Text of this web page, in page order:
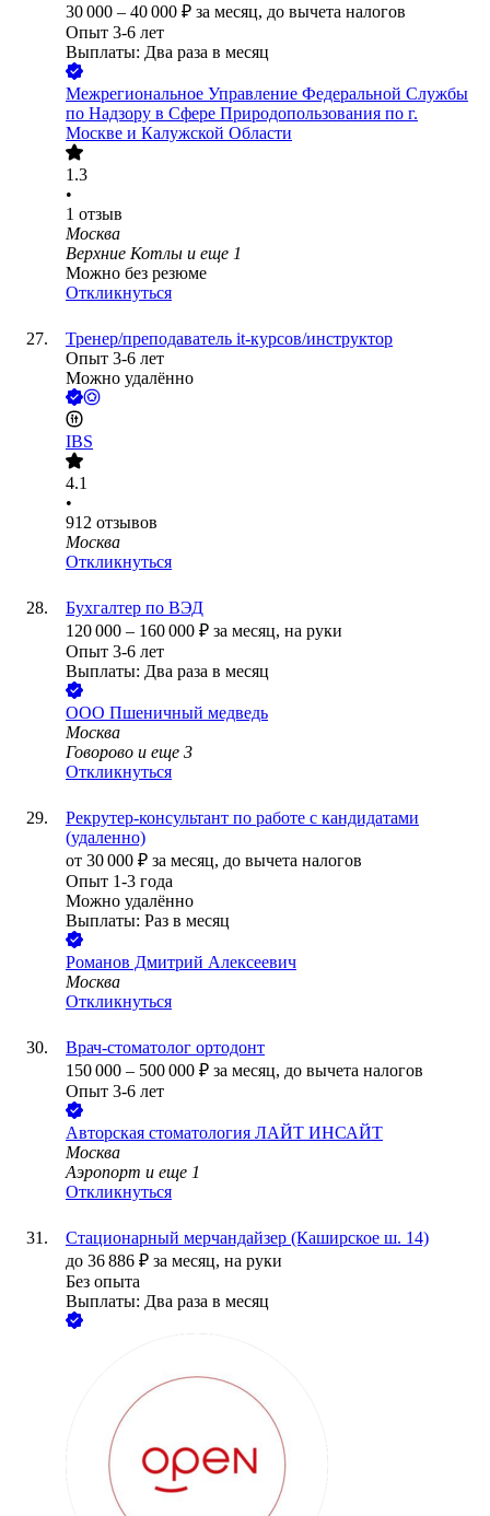
30 000 – 40 000 ₽ за месяц, до вычета налогов
Опыт 3-6 лет
Выплаты: Два раза в месяц
Межрегиональное Управление Федеральной Службы
по Надзору в Сфере Природопользования по г.
Москве и Калужской Области
1.3
•
1 отзыв
Москва
Верхние Котлы и еще 1
Можно без резюме
Откликнуться
Тренер/преподаватель it-курсов/инструктор
Опыт 3-6 лет
Можно удалённо
IBS
4.1
•
912 отзывов
Москва
Откликнуться
Бухгалтер по ВЭД
120 000 – 160 000 ₽ за месяц, на руки
Опыт 3-6 лет
Выплаты: Два раза в месяц
ООО Пшеничный медведь
Москва
Говорово и еще 3
Откликнуться
Рекрутер-консультант по работе с кандидатами
(удаленно)
от 30 000 ₽ за месяц, до вычета налогов
Опыт 1-3 года
Можно удалённо
Выплаты: Раз в месяц
Романов Дмитрий Алексеевич
Москва
Откликнуться
Врач-стоматолог ортодонт
150 000 – 500 000 ₽ за месяц, до вычета налогов
Опыт 3-6 лет
Авторская стоматология ЛАЙТ ИНСАЙТ
Москва
Аэропорт и еще 1
Откликнуться
Стационарный мерчандайзер (Каширское ш. 14)
до 36 886 ₽ за месяц, на руки
Без опыта
Выплаты: Два раза в месяц